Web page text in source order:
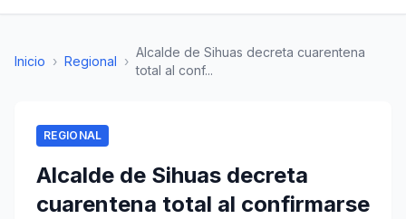
Inicio › Regional ›
Alcalde de Sihuas decreta cuarentena
total al conf...
REGIONAL
Alcalde de Sihuas decreta
cuarentena total al confirmarse